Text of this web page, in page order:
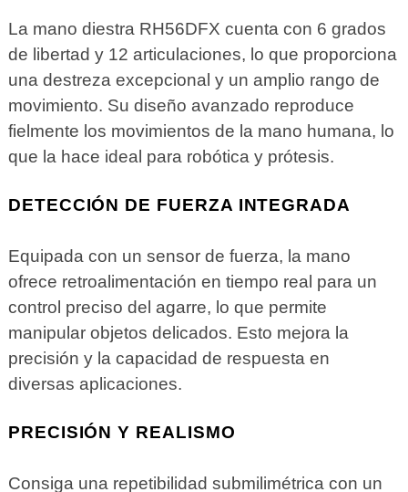
La mano diestra RH56DFX cuenta con 6 grados
de libertad y 12 articulaciones, lo que proporciona
una destreza excepcional y un amplio rango de
movimiento. Su diseño avanzado reproduce
fielmente los movimientos de la mano humana, lo
que la hace ideal para robótica y prótesis.
DETECCIÓN DE FUERZA INTEGRADA
Equipada con un sensor de fuerza, la mano
ofrece retroalimentación en tiempo real para un
control preciso del agarre, lo que permite
manipular objetos delicados. Esto mejora la
precisión y la capacidad de respuesta en
diversas aplicaciones.
PRECISIÓN Y REALISMO
Consiga una repetibilidad submilimétrica con un